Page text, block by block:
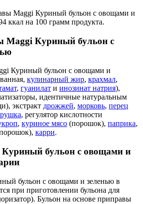
Maggi Куриный бульон с овощами и
ккал на 100 грамм продукта.
Maggi Куриный бульон с
Куриный бульон с овощами и
кулинарный жир, крахмал,
, гуанилат и инозинат натрия),
идентичные натуральным
экстракт дрожжей, морковь, перец
, регулятор кислотности
, куриное мясо (порошок), паприка,
карри.
бульон с овощами и
бульон с овощами и зеленью в
при приготовлении бульона для
Бульон на основе приправы